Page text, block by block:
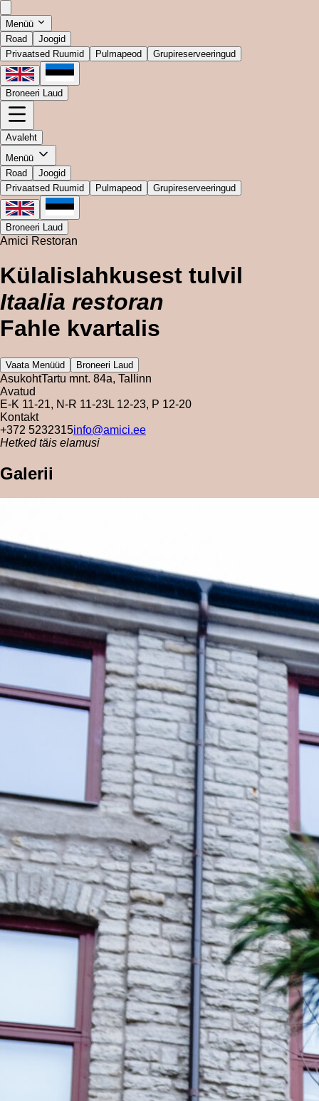
Menüü
Road
Joogid
Privaatsed Ruumid
Pulmapeod Grupireserveeringud
Broneeri Laud
Avaleht
Menüü
Road
Joogid
Privaatsed Ruumid
Pulmapeod Grupireserveeringud
Broneeri Laud
Amici Restoran
Külalislahkusest tulvil
Itaalia restoran
Fahle kvartalis
Vaata Menüüd Broneeri Laud
AsukohtTartu mnt. 84a, Tallinn
Avatud
E-K 11-21, N-R 11-23L 12-23, P 12-20
Kontakt
+372 5232315info@amici.ee
Hetked täis elamusi
Galerii